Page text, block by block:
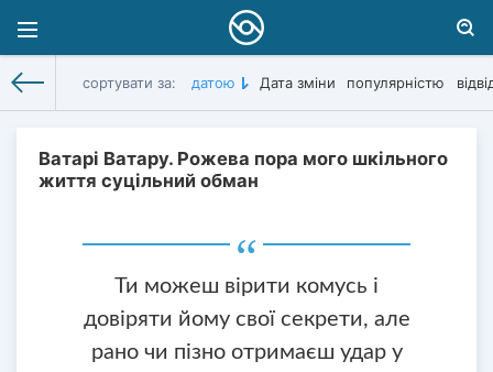
сортувати за: датою Дата зміни популярністю
Ватарі Ватару. Рожева пора мого шкільного
життя суцільний обман
Ти можеш вірити комусь і
довіряти йому свої секрети, але
рано чи пізно отримаєш удар у